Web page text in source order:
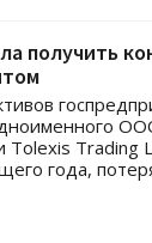
получить
Tolexis
года,